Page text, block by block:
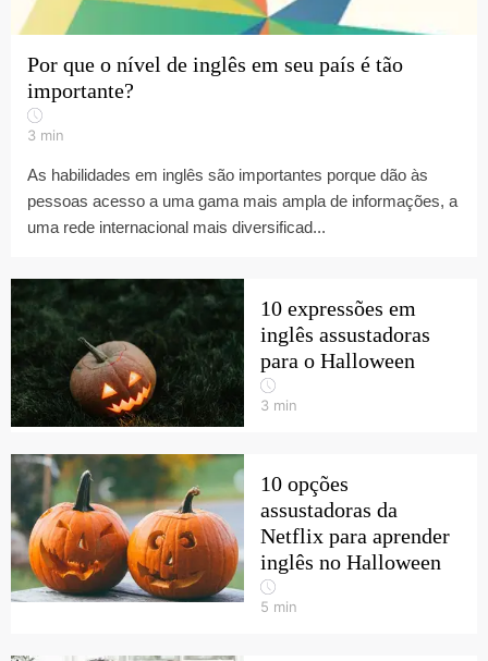
Por que o nível de inglês em seu país é tão
importante?
3 min
As habilidades em inglês são importantes porque dão às
pessoas acesso a uma gama mais ampla de informações, a
uma rede internacional mais diversificad...
10 expressões em
inglês assustadoras
para o Halloween
3 min
10 opções
assustadoras da
Netflix para aprender
inglês no Halloween
5 min